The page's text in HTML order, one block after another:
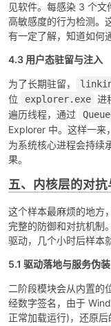
见软件。每感染 3 个
高敏感度的行为检测。
有一定了解，知道如何
4.3 用户态驻留与注入
为了长期驻留，
位
explorer.exe 进
遍历线程，通过
Explorer 中。这样一来
为系统核心进程会持续
果。
五、内核层的对抗
这个样本最麻烦的地方
完整的防御和对抗机制
驱动，几个小时后样本
5.1 驱动落地与服务伪装
二阶段模块会从内置的
经数字签名，由于
正常加载运行)，还原后